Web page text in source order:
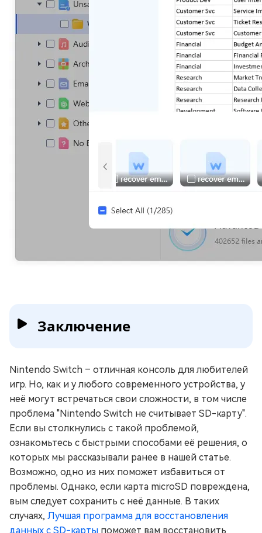
Заключение
Nintendo Switch – отличная консоль для любителей
игр. Но, как и у любого современного устройства, у
неё могут встречаться свои сложности, в том числе
проблема "Nintendo Switch не считывает SD-карту".
Если вы столкнулись с такой проблемой,
ознакомьтесь с быстрыми способами её решения, о
которых мы рассказывали ранее в нашей статье.
Возможно, одно из них поможет избавиться от
проблемы. Однако, если карта microSD повреждена,
вым следует сохранить с неё данные. В таких
случаях, Лучшая программа для восстановления
данных с SD-карты поможет вам восстановить